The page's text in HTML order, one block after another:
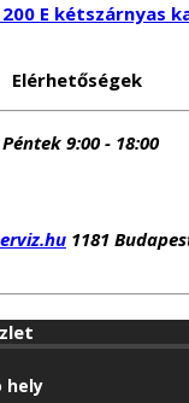
E kétszárnyas
Elérhetőségek
9:00 - 18:00
1181
hely